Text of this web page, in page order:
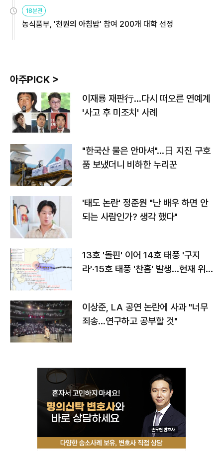
18분전
농식품부, '천원의 아침밥' 참여 200개 대학 선정
아주PICK >
이재룡 재판行…다시 떠오른 연예계
'사고 후 미조치' 사례
"한국산 물은 안마셔"…日 지진 구호
품 보냈더니 비하한 누리꾼
'태도 논란' 정준원 "난 배우 하면 안
되는 사람인가? 생각 했다"
13호 '돌핀' 이어 14호 태풍 '구지
라'·15호 태풍 '찬홈' 발생…현재 위
이상준, LA 공연 논란에 사과 "너무
죄송…연구하고 공부할 것"